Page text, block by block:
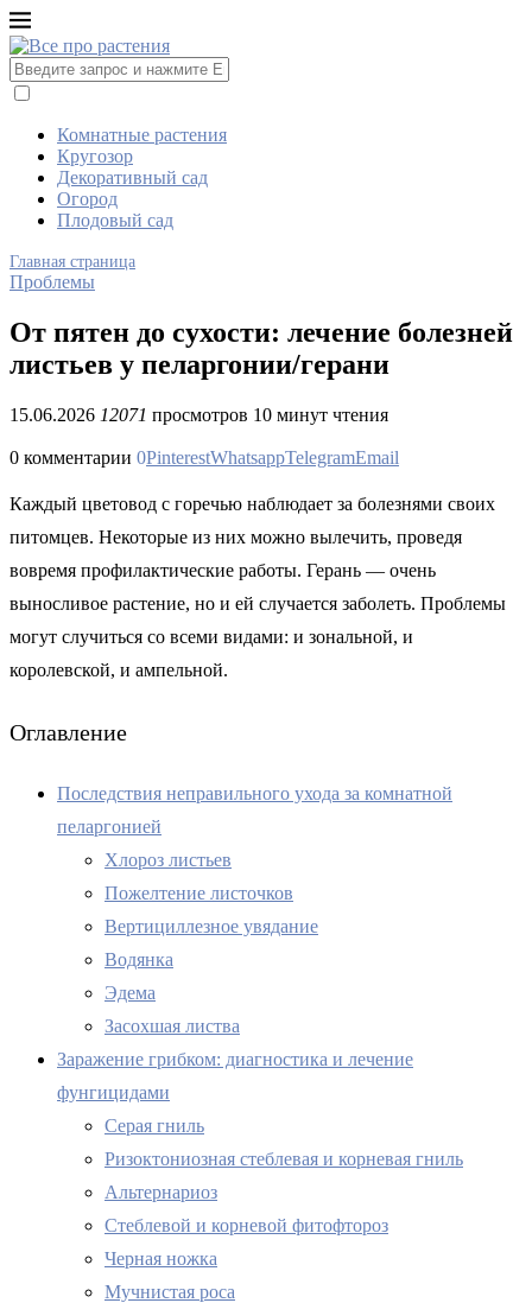
Комнатные растения
Кругозор
Декоративный сад
Огород
Плодовый сад
Главная страница
Проблемы
От пятен до сухости: лечение болезней
листьев у пеларгонии/герани
15.06.2026 12071 просмотров 10 минут чтения
0 комментарии 0PinterestWhatsappTelegramEmail
Каждый цветовод с горечью наблюдает за болезнями своих
питомцев. Некоторые из них можно вылечить, проведя
вовремя профилактические работы. Герань — очень
выносливое растение, но и ей случается заболеть. Проблемы
могут случиться со всеми видами: и зональной, и
королевской, и ампельной.
Оглавление
Последствия неправильного ухода за комнатной
пеларгонией
Хлороз листьев
Пожелтение листочков
Вертициллезное увядание
Водянка
Эдема
Засохшая листва
Заражение грибком: диагностика и лечение
фунгицидами
Серая гниль
Ризоктониозная стеблевая и корневая гниль
Альтернариоз
Стеблевой и корневой фитофтороз
Черная ножка
Мучнистая роса